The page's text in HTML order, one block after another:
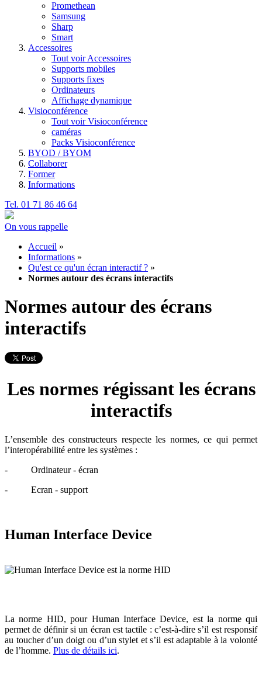
Promethean
Samsung
Sharp
Smart
Accessoires
Tout voir Accessoires
Supports mobiles
Supports fixes
Ordinateurs
Affichage dynamique
Visioconférence
Tout voir Visioconférence
caméras
Packs Visioconférence
BYOD / BYOM
Collaborer
Former
Informations
Tel. 01 71 86 46 64
On vous rappelle
Accueil »
Informations »
Qu'est ce qu'un écran interactif ? »
Normes autour des écrans interactifs
Normes autour des écrans
interactifs
Les normes régissant les écrans
interactifs
L’ensemble des constructeurs respecte les normes, ce qui permet
l’interopérabilité entre les systèmes :
- Ordinateur - écran
- Ecran - support
Human Interface Device
La norme HID, pour Human Interface Device, est la norme qui
permet de définir si un écran est tactile : c’est-à-dire s’il est responsif
au toucher d’un doigt ou d’un stylet et s’il est adaptable à la volonté
de l’homme. Plus de détails ici.